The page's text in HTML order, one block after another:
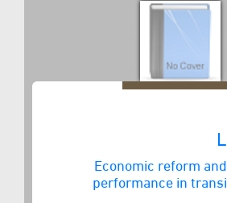
Economic
performance in